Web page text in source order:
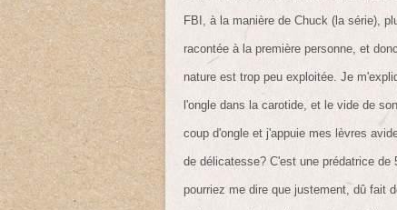
FBI, à la manière de Chuck (la série),
racontée à la première personne, et
nature est trop peu exploitée. Je
l'ongle dans la carotide, et le vide de
coup d'ongle et j'appuie mes lèvres
de délicatesse? C'est une prédatrice
pourriez me dire que justement, dû fait